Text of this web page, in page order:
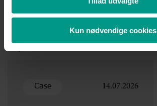
Kun nødvendige cookies
Nyheder
Case 14.07.2026